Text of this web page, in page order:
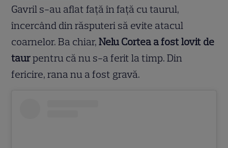
Gavril s-au aflat față în față cu taurul,
încercând din răsputeri să evite atacul
coarnelor. Ba chiar,Nelu Cortea a fost lovit de
taurpentru că nu s-a ferit la timp. Din
fericire, rana nu a fost gravă.